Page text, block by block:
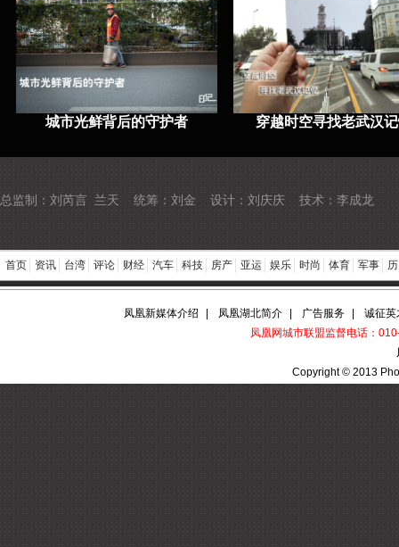
城市光鲜背后的守护者 穿越时空寻找老武汉
总监制：刘芮言 兰天 统筹：刘金 设计：刘庆庆 技术：李成龙
首页 资讯 台湾 评论 财经 汽车 科技 房产 亚运 娱乐 时尚 体育 军事
凤凰新媒体介绍 凤凰湖北简介 广告服务
诚征英
凤凰网城市联盟监督电话：
Copyright © 2013